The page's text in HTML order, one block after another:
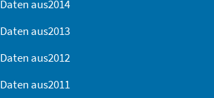
Daten aus2014
Daten aus2013
Daten aus2012
Daten aus2011